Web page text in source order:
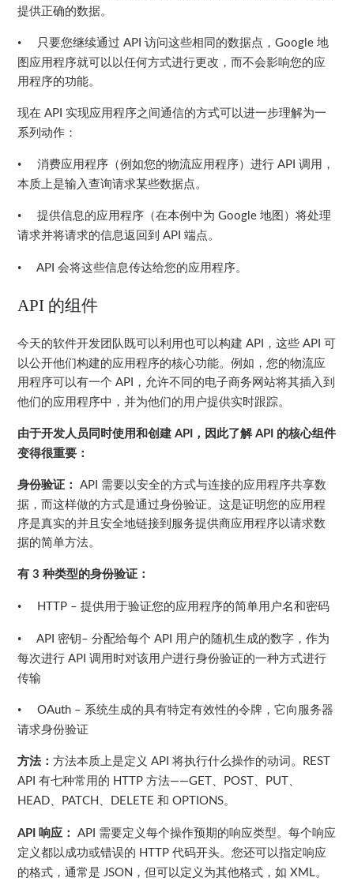
提供正确的数据。
• 只要您继续通过 API访问这些相同的数据点，Google地
图应用程序就可以以任何方式进行更改，而不会影响您的应
用程序的功能。
现在 API 实现应用程序之间通信的方式可以进一步理解为一
系列动作：
• 消费应用程序（例如您的物流应用程序）进行 API调用，
本质上是输入查询请求某些数据点。
• 提供信息的应用程序（在本例中为 Google地图）将处理
请求并将请求的信息返回到 API端点。
• API会将这些信息传达给您的应用程序。
API 的组件
今天的软件开发团队既可以利用也可以构建 API ，这些 API 可
以公开他们构建的应用程序的核心功能。例如，您的物流应
用程序可以有一个 API
，允许不同的电子商务网站将其插入到
他们的应用程序中，并为他们的用户提供实时跟踪。
由于开发人员同时使用和创建 API ，因此了解API 的核心组件
变得很重要：
身份验证： API 需要以安全的方式与连接的应用程序共享数
据，而这样做的方式是通过身份验证。这是证明您的应用程
序是真实的并且安全地链接到服务提供商应用程序以请求数
据的简单方法。
有 3种类型的身份验证：
• HTTP –提供用于验证您的应用程序的简单用户名和密码
• API 密钥–分配给每个 API
用户的随机生成的数字，作为
每次进行 API调用时对该用户进行身份验证的一种方式进行
传输
• OAuth – 系统生成的具有特定有效性的令牌，它向服务器
请求身份验证
方法：方法本质上是定义 API将执行什么操作的动词。
REST
API有七种常用的 HTTP方法——GET POST PUT
HEAD PATCH DELETE和 OPTIONS。
API响应： API 需要定义每个操作预期的响应类型。每个响应
定义都以成功或错误的 HTTP代码开头。您还可以指定响应
的格式，通常是 JSON ，但可以定义为其他格式，如 XML。